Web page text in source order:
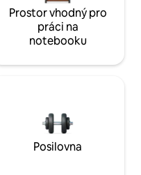
Prostor vhodný pro
práci na
notebooku
Posilovna